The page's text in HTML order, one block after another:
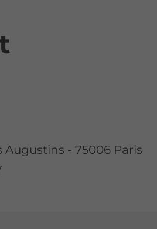
Augustins - 75006 Paris